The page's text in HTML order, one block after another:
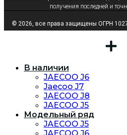
получения последней и
© 2026, все права защищены ОГРН
В наличии
JAECOO J6
Jaecoo J7
JAECOO J8
JAECOO J5
Модельный ряд
JAECOO J5